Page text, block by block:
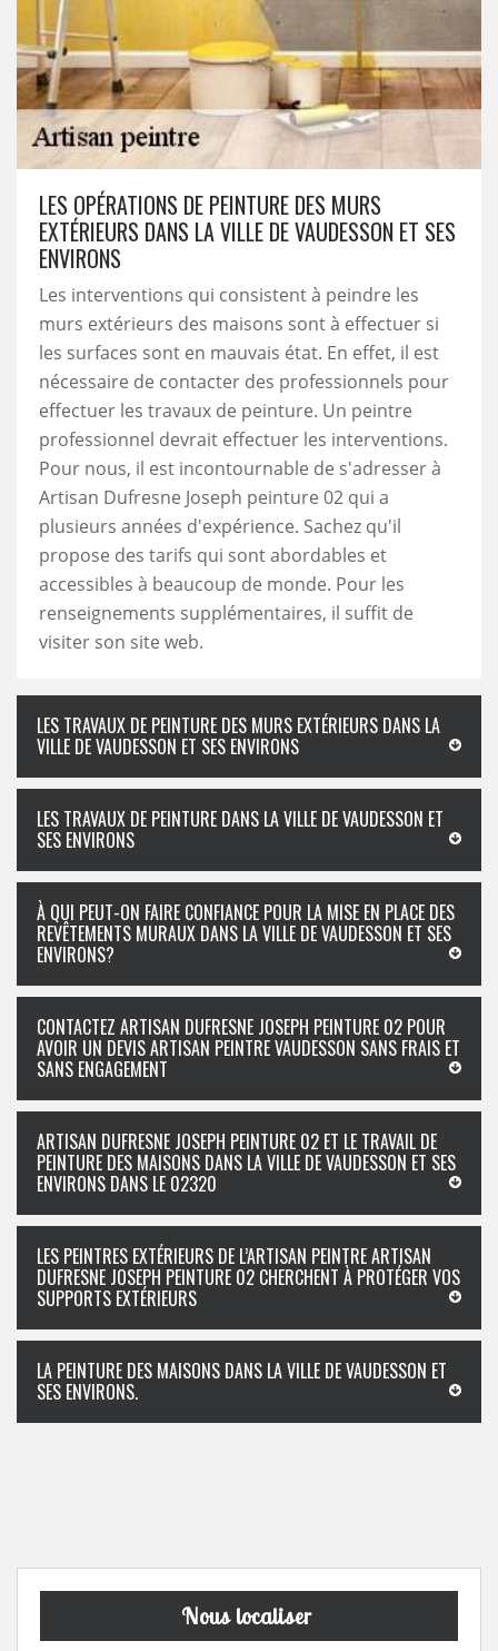
LES OPÉRATIONS DE PEINTURE DES MURS
EXTÉRIEURS DANS LA VILLE DE VAUDESSON ET SES
ENVIRONS
Les interventions qui consistent à peindre les
murs extérieurs des maisons sont à effectuer si
les surfaces sont en mauvais état. En effet, il est
nécessaire de contacter des professionnels pour
effectuer les travaux de peinture. Un peintre
professionnel devrait effectuer les interventions.
Pour nous, il est incontournable de s'adresser à
Artisan Dufresne Joseph peinture 02 qui a
plusieurs années d'expérience. Sachez qu'il
propose des tarifs qui sont abordables et
accessibles à beaucoup de monde. Pour les
renseignements supplémentaires, il suffit de
visiter son site web.
LES TRAVAUX DE PEINTURE DES MURS EXTÉRIEURS DANS LA
VILLE DE VAUDESSON ET SES ENVIRONS
LES TRAVAUX DE PEINTURE DANS LA VILLE DE VAUDESSON ET
SES ENVIRONS
À QUI PEUT-ON FAIRE CONFIANCE POUR LA MISE EN PLACE DES
REVÊTEMENTS MURAUX DANS LA VILLE DE VAUDESSON ET SES
ENVIRONS?
CONTACTEZ ARTISAN DUFRESNE JOSEPH PEINTURE 02 POUR
AVOIR UN DEVIS ARTISAN PEINTRE VAUDESSON SANS FRAIS ET
SANS ENGAGEMENT
ARTISAN DUFRESNE JOSEPH PEINTURE 02 ET LE TRAVAIL DE
PEINTURE DES MAISONS DANS LA VILLE DE VAUDESSON ET SES
ENVIRONS DANS LE 02320
LES PEINTRES EXTÉRIEURS DE L’ARTISAN PEINTRE ARTISAN
DUFRESNE JOSEPH PEINTURE 02 CHERCHENT À PROTÉGER VOS
SUPPORTS EXTÉRIEURS
LA PEINTURE DES MAISONS DANS LA VILLE DE VAUDESSON ET
SES ENVIRONS.
Nous localiser